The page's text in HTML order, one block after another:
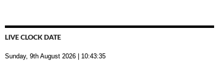
LIVE CLOCK DATE
Sunday, 9th August 2026 | 10:43:35